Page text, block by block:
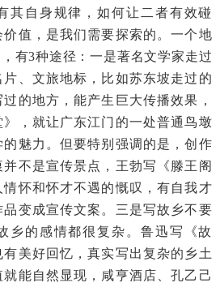
其自身规律，如何让二者有效碰
值，是我们需要探索的。一个地
有3种途径：一是著名文学家走过
、文旅地标，比如苏东坡走过的
的地方，能产生巨大传播效果，
，就让广东江门的一处普通鸟墩
魅力。但要特别强调的是，创作
不是宣传景点，王勃写《滕王阁
怀和怀才不遇的慨叹，有自我才
变成宣传文案。三是写故乡不要
乡的感情都很复杂。鲁迅写《故
美好回忆，真实写出复杂的乡土
能自然显现，咸亨酒店、孔乙己